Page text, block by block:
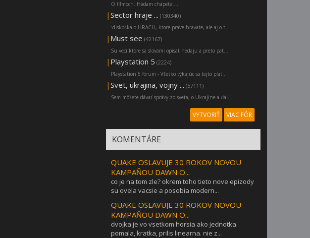
O filmoch. Hádam chápete....
| Sector hraje ... (130340)
:diskoška o HRACH, ktore prave hravate, ale aj o t...
| Must see (42167)
Su veci ktore sa slovami opisat nedaju a preto pat...
| Playstation 5 (2224)
Playstation 5 fórum - Všetko týkajúc sa tejto plat...
| Svet, ukrajina, vojny ... (57111)
Sem môžete dávať správy zo sveta, o Ukrajine a ďal...
VYTVORIŤ VIAC FÓR
KOMENTÁRE
QUAKE OSLAVUJE 30 ROKOV NOVOU
KAMPAŇOU DAWN O...
co je na tom zle? okrem toho tieto nove epizody
su ovela vacsie a posobia modern...
QUAKE OSLAVUJE 30 ROKOV NOVOU
KAMPAŇOU DAWN O...
dvojka je vo vsetkom horsia ako jednotka.
pomala, kratka, prilis linearna. nie z...